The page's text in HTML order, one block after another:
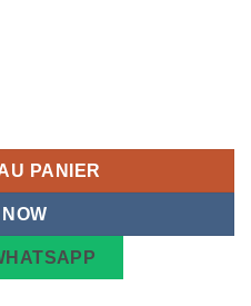
Butter Skin Therapy Oil Avec
PANIER